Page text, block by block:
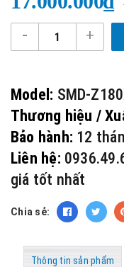
- +
Model: SMD-
Thương hiệu /
Bảo hành: 12
Liên hệ:
giá tốt nhất
Chia sẻ:
Thông tin sản phẩm